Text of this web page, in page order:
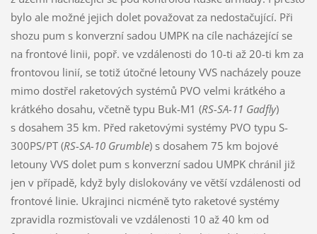
bylo ale možné jejich dolet považovat za nedostačující. Při
shozu pum s konverzní sadou UMPK na cíle nacházející se
na frontové linii, popř. ve vzdálenosti do 10-ti až 20-ti km za
frontovou linií, se totiž útočné letouny VVS nacházely pouze
mimo dostřel raketových systémů PVO velmi krátkého a
krátkého dosahu, včetně typu Buk-M1 (RS-SA-11 Gadfly)
s dosahem 35 km. Před raketovými systémy PVO typu S-
300PS/PT (RS-SA-10 Grumble) s dosahem 75 km bojové
letouny VVS dolet pum s konverzní sadou UMPK chránil již
jen v případě, když byly dislokovány ve větší vzdálenosti od
frontové linie. Ukrajinci nicméně tyto raketové systémy
zpravidla rozmisťovali ve vzdálenosti 10 až 40 km od